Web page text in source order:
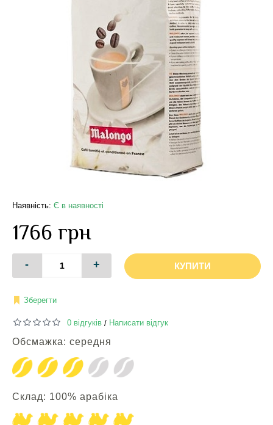
Наявність: Є в наявності
1766 грн
- + КУПИТИ
Зберегти
0 відгуків / Написати відгук
Обсмажка: середня
Склад: 100% арабіка